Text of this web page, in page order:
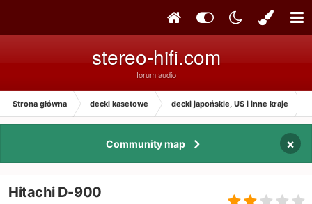
stereo-hifi.com
forum audio
Strona główna decki kasetowe decki japońskie, US i inne kraje
Community map ×
Hitachi D-900